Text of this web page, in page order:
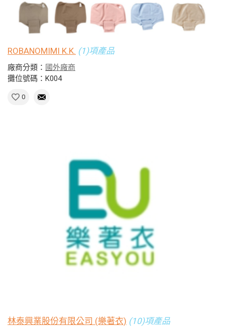
ROBANOMIMI K.K. (1)項產品
廠商分類： 國外廠商
攤位號碼：K004
0
林泰興業股份有限公司 (樂著衣) (10)項產品